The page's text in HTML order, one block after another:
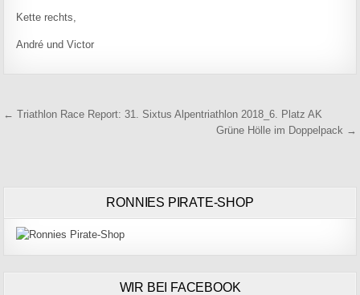
Kette rechts,
André und Victor
Beitragsnavigation
← Triathlon Race Report: 31. Sixtus Alpentriathlon 2018_6. Platz AK
Grüne Hölle im Doppelpack →
RONNIES PIRATE-SHOP
WIR BEI FACEBOOK